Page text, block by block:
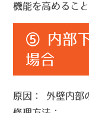
機能を高めるこ
⑤ 内部下
場合
原因：
外壁内部